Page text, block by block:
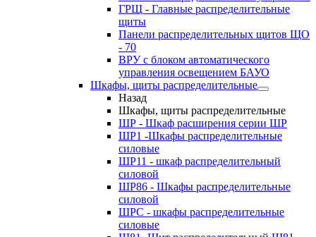
ГРЩ - Главные распределительные
щиты
Панели распределительных щитов ЩО
- 70
ВРУ с блоком автоматического
управления освещением БАУО
Шкафы, щиты распределительные
Назад
Шкафы, щиты распределительные
ШР - Шкаф расширения серии ШР
ШР1 -Шкафы распределительные
силовые
ШР11 - шкаф распределительный
силовой
ШР86 - Шкафы распределительные
силовой
ШРС - шкафы распределительные
силовые